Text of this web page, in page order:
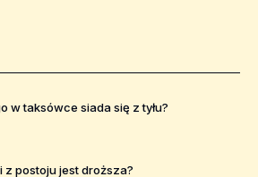
w taksówce siada się z tyłu?
z postoju jest droższa?